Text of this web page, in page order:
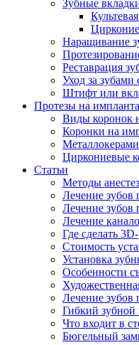
Зубные
Наращивание
Реставрация
Уход за
Штифт или
Протезы на
Виды коронок
Коронки на
Циркониевые
Статьи
Методы
Лечение зубов
Лечение зубов
Лечение
Где сделать
Стоимость
Установка
Особенности
Лечение зубов
Гибкий зубной
Что входит в
Бюгельный